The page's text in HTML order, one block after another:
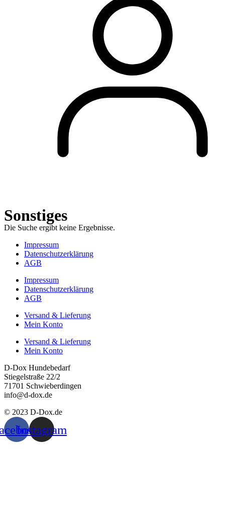
Sonstiges
Die Suche ergibt keine Ergebnisse.
Impressum
Datenschutzerklärung
AGB
Impressum
Datenschutzerklärung
AGB
Versand & Lieferung
Mein Konto
Versand & Lieferung
Mein Konto
D-Dox Hundebedarf
Stiegelstraße 22/2
71701 Schwieberdingen
info@d-dox.de
© 2023 D-Dox.de
Instagram